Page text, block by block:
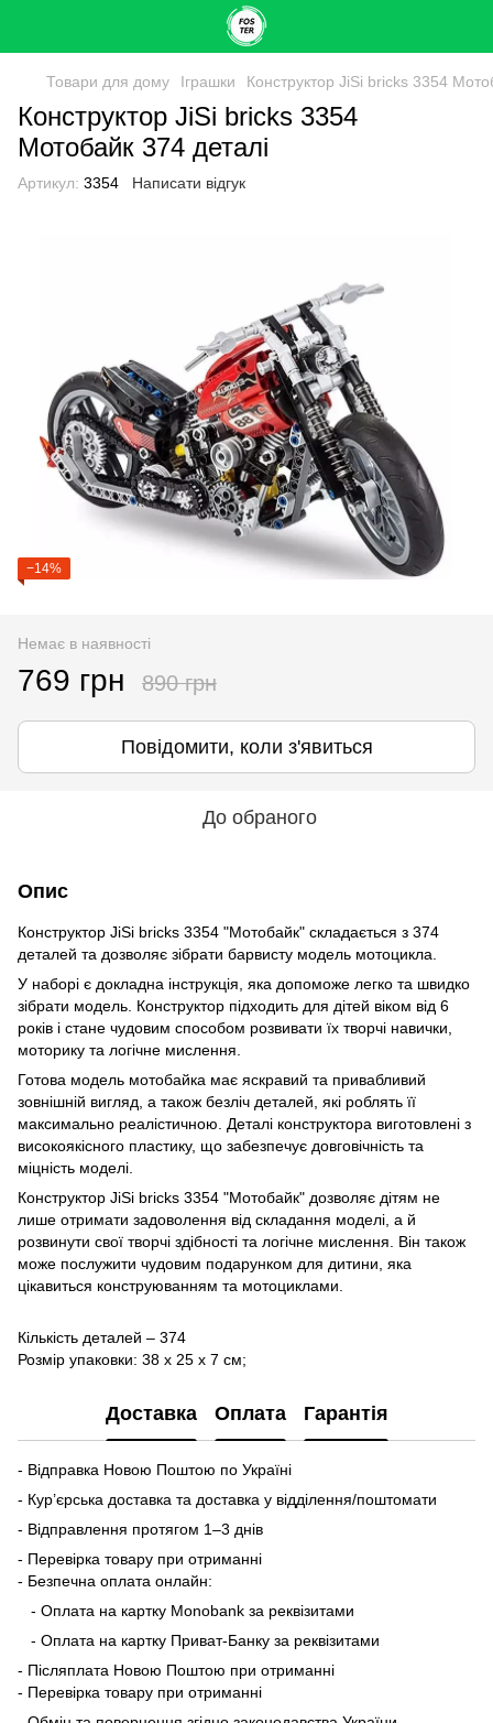
Товари для дому Іграшки Конструктор JiSi bricks 3354
Конструктор JiSi bricks 3354
Мотобайк 374 деталі
Артикул: 3354 Написати відгук
−14%
Немає в наявності
769 грн 890 грн
Повідомити, коли з'явиться
До обраного
Опис
Конструктор JiSi bricks 3354 "Мотобайк" складається з 374
деталей та дозволяє зібрати барвисту модель мотоцикла.
У наборі є докладна інструкція, яка допоможе легко та швидко
зібрати модель. Конструктор підходить для дітей віком від 6
років і стане чудовим способом розвивати їх творчі навички,
моторику та логічне мислення.
Готова модель мотобайка має яскравий та привабливий
зовнішній вигляд, а також безліч деталей, які роблять її
максимально реалістичною. Деталі конструктора виготовлені з
високоякісного пластику, що забезпечує довговічність та
міцність моделі.
Конструктор JiSi bricks 3354 "Мотобайк" дозволяє дітям не
лише отримати задоволення від складання моделі, а й
розвинути свої творчі здібності та логічне мислення. Він також
може послужити чудовим подарунком для дитини, яка
цікавиться конструюванням та мотоциклами.
Кількість деталей – 374
Розмір упаковки: 38 х 25 х 7 см;
Доставка Оплата Гарантія
- Відправка Новою Поштою по Україні
- Кур’єрська доставка та доставка у відділення/поштомати
- Відправлення протягом 1–3 днів
- Перевірка товару при отриманні
- Безпечна оплата онлайн:
- Оплата на картку Monobank за реквізитами
- Оплата на картку Приват-Банку за реквізитами
- Післяплата Новою Поштою при отриманні
- Перевірка товару при отриманні